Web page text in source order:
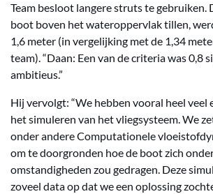
Team besloot langere struts te gebruiken.
boot boven het wateroppervlak tillen,
1,6 meter (in vergelijking met de 1,34
team). “Daan: Een van de criteria was 0,8
ambitieus.”
Hij vervolgt: “We hebben vooral heel veel
het simuleren van het vliegsysteem. We
onder andere Computationele
om te doorgronden hoe de boot zich
omstandigheden zou gedragen. Deze
zoveel data op dat we een oplossing